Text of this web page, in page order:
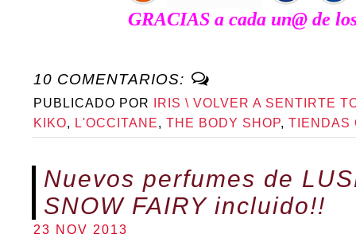
GRACIAS a cada un@ de
10 COMENTARIOS:
PUBLICADO POR
IRIS \ VOLVER A SENTIRTE
KIKO, L'OCCITANE, THE BODY SHOP, TIENDAS
Nuevos perfumes de
SNOW FAIRY incluido!!
23 NOV 2013